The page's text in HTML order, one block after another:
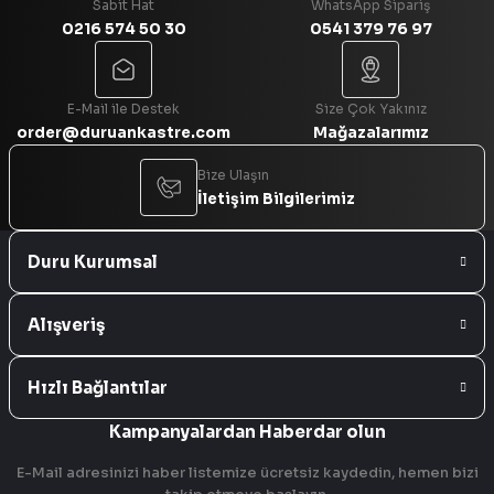
Sabit Hat
0216 574 50 30
WhatsApp Sipariş
0541 379 76 97
E-Mail ile Destek
order@duruankastre.com
Size Çok Yakınız
Mağazalarımız
Bize Ulaşın
İletişim Bilgilerimiz
Duru Kurumsal
Alışveriş
Hızlı Bağlantılar
Kampanyalardan Haberdar olun
E-Mail adresinizi haber listemize ücretsiz kaydedin, hemen bizi